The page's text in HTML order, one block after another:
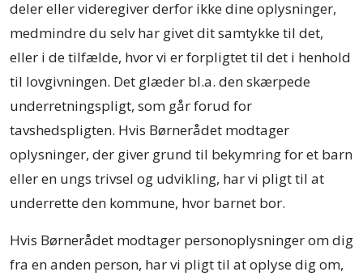
deler eller videregiver derfor ikke dine oplysninger,
medmindre du selv har givet dit samtykke til det,
eller i de tilfælde, hvor vi er forpligtet til det i henhold
til lovgivningen. Det glæder bl.a. den skærpede
underretningspligt, som går forud for
tavshedspligten. Hvis Børnerådet modtager
oplysninger, der giver grund til bekymring for et barn
eller en ungs trivsel og udvikling, har vi pligt til at
underrette den kommune, hvor barnet bor.
Hvis Børnerådet modtager personoplysninger om dig
fra en anden person, har vi pligt til at oplyse dig om,